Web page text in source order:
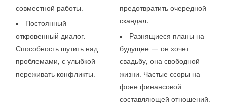
совместной работы.
Постоянный
откровенный диалог.
Способность шутить над
проблемами, с улыбкой
переживать конфликты.
предотвратить очередной
скандал.
Разнящиеся планы на
будущее — он хочет
свадьбу, она свободной
жизни. Частые ссоры на
фоне финансовой
составляющей отношений.